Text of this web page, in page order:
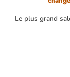
Le plus grand